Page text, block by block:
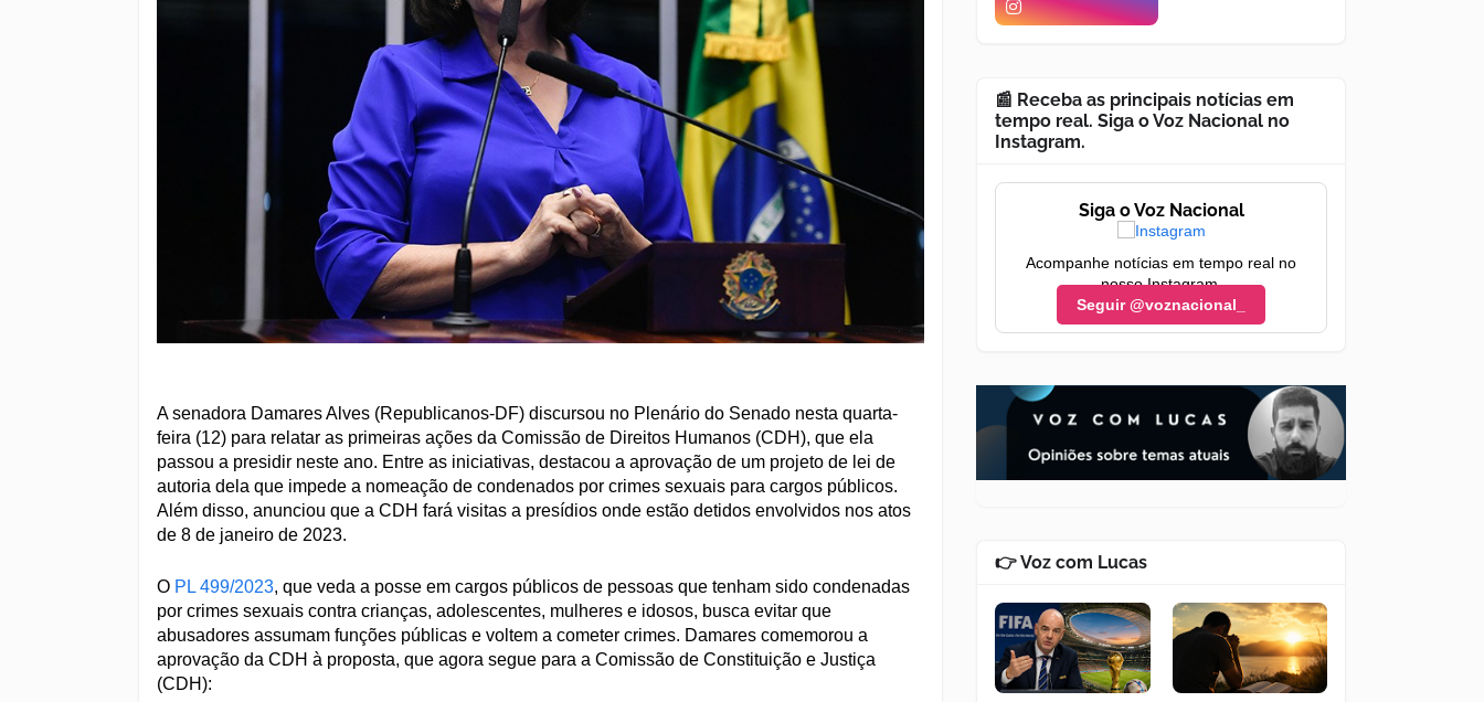
A senadora Damares Alves (Republicanos-DF) discursou no Plenário do Senado nesta quarta-
feira (12) para relatar as primeiras ações da Comissão de Direitos Humanos (CDH), que ela
passou a presidir neste ano. Entre as iniciativas, destacou a aprovação de um projeto de lei de
autoria dela que impede a nomeação de condenados por crimes sexuais para cargos públicos.
Além disso, anunciou que a CDH fará visitas a presídios onde estão detidos envolvidos nos atos
de 8 de janeiro de 2023.
O PL 499/2023, que veda a posse em cargos públicos de pessoas que tenham sido condenadas
por crimes sexuais contra crianças, adolescentes, mulheres e idosos, busca evitar que
abusadores assumam funções públicas e voltem a cometer crimes. Damares comemorou a
aprovação da CDH à proposta, que agora segue para a Comissão de Constituição e Justiça
(CDH):
📰 Receba as principais notícias em
tempo real. Siga o Voz Nacional no
Instagram.
Siga o Voz Nacional
Acompanhe notícias em tempo real no
nosso Instagram.
Seguir @voznacional_
👉 Voz com Lucas